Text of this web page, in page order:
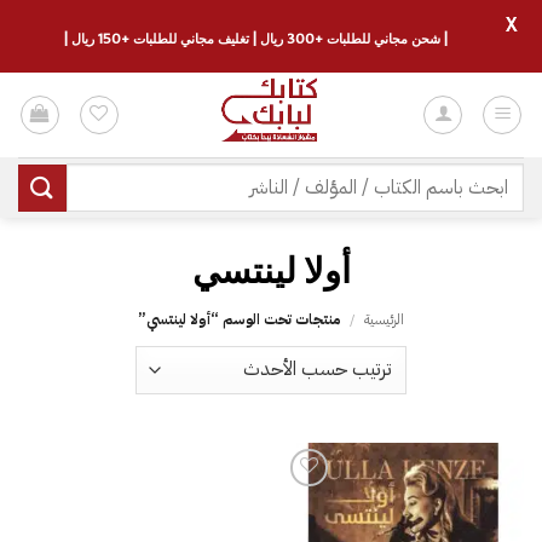
للمحتوى
البحث
عن:
أولا لينتسي
الرئيسية / منتجات تحت الوسم “أولا لينتسي”
إلى
| شحن مجاني للطلبات +300 ريال | تغليف مجاني للطلبات +150 ريال |
X